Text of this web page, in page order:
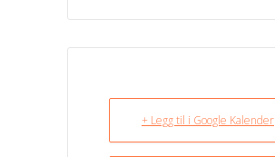
+ Legg til i Google Kalender